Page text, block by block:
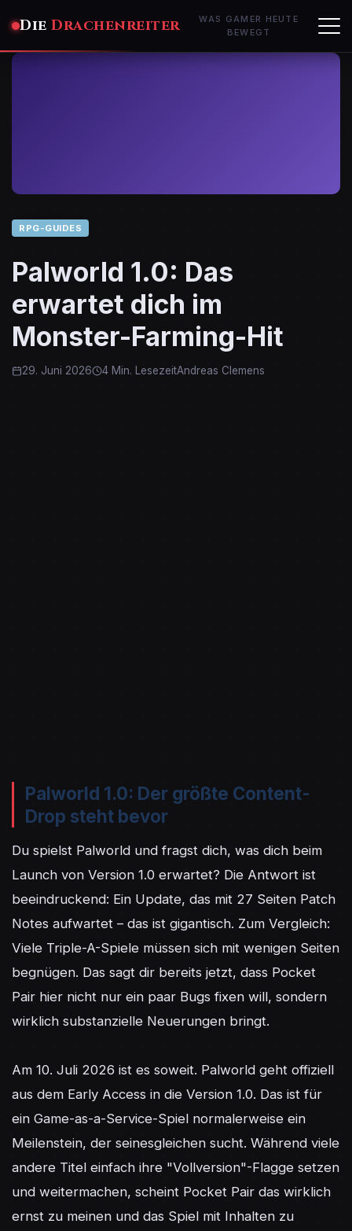
Die Drachenreiter
WAS GAMER HEUTE
BEWEGT
RPG-GUIDES
Palworld 1.0: Das
erwartet dich im
Monster-Farming-Hit
29. Juni 2026 4 Min. LesezeitAndreas Clemens
Palworld 1.0: Der größte Content-
Drop steht bevor
Du spielst Palworld und fragst dich, was dich beim
Launch von Version 1.0 erwartet? Die Antwort ist
beeindruckend: Ein Update, das mit 27 Seiten Patch
Notes aufwartet – das ist gigantisch. Zum Vergleich:
Viele Triple-A-Spiele müssen sich mit wenigen Seiten
begnügen. Das sagt dir bereits jetzt, dass Pocket
Pair hier nicht nur ein paar Bugs fixen will, sondern
wirklich substanzielle Neuerungen bringt.
Am 10. Juli 2026 ist es soweit. Palworld geht offiziell
aus dem Early Access in die Version 1.0. Das ist für
ein Game-as-a-Service-Spiel normalerweise ein
Meilenstein, der seinesgleichen sucht. Während viele
andere Titel einfach ihre "Vollversion"-Flagge setzen
und weitermachen, scheint Pocket Pair das wirklich
ernst zu meinen und das Spiel mit Inhalten zu